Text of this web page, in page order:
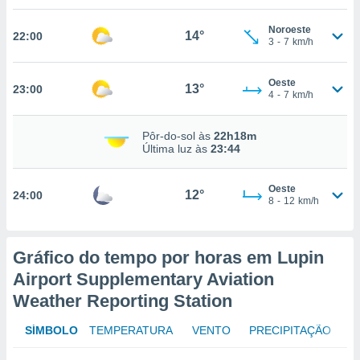
de que
Pode
de
ao
através
22:00 14°
Noroeste
3 - 7 km/h
23:00 13°
Oeste
4 - 7 km/h
Pôr-do-sol às 22h18m
Última luz às 23:44
24:00 12°
Oeste
8 - 12 km/h
Gráfico do tempo por horas em Lupin
Airport Supplementary Aviation
Weather Reporting Station
SÍMBOLO TEMPERATURA VENTO PRECIPITAÇÃO